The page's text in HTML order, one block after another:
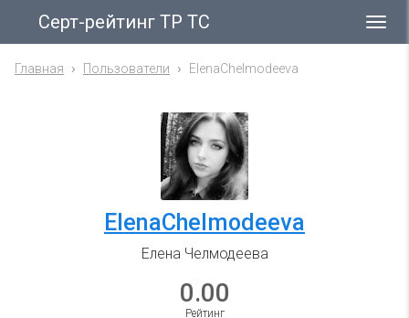
Серт-рейтинг ТР ТС
Главная Пользователи ElenaChelmodeeva
ElenaChelmodeeva
Елена Челмодеева
0.00
Рейтинг